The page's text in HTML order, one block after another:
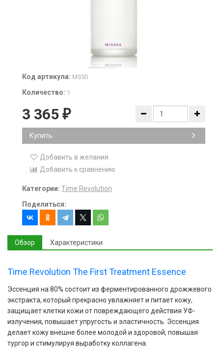
Код артикула: MS50
Количество: 1
3 365 ₽
Купить
Добавить в желания
Добавить к сравнению
Категории: Time Revolution
Поделиться:
Обзор Характеристики
Time Revolution The First Treatment Essence
Эссенция на 80% состоит из ферментированного дрожжевого
экстракта, который прекрасно увлажняет и питает кожу,
защищает клетки кожи от повреждающего действия УФ-
излучения, повышает упругость и эластичность. Эссенция
делает кожу внешне более молодой и здоровой, повышая
тургор и стимулируя выработку коллагена.